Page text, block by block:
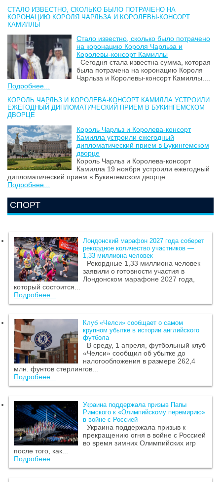
СТАЛО ИЗВЕСТНО, СКОЛЬКО БЫЛО ПОТРАЧЕНО НА
КОРОНАЦИЮ КОРОЛЯ ЧАРЛЬЗА И КОРОЛЕВЫ-КОНСОРТ
КАМИЛЛЫ
Стало известно, сколько было потрачено
на коронацию Короля Чарльза и
Королевы-консорт Камиллы
Сегодня стала известна сумма, которая
была потрачена на коронацию Короля
Чарльза и Королевы-консорт Камиллы....
Подробнее...
КОРОЛЬ ЧАРЛЬЗ И КОРОЛЕВА-КОНСОРТ КАМИЛЛА УСТРОИЛИ
ЕЖЕГОДНЫЙ ДИПЛОМАТИЧЕСКИЙ ПРИЕМ В БУКИНГЕМСКОМ
ДВОРЦЕ
Король Чарльз и Королева-консорт
Камилла устроили ежегодный
дипломатический прием в Букингемском
дворце
Король Чарльз и Королева-консорт
Камилла 19 ноября устроили ежегодный
дипломатический прием в Букингемском дворце....
Подробнее...
СПОРТ
Лондонский марафон 2027 года соберет
рекордное количество участников —
1,33 миллиона человек
Рекордные 1,33 миллиона человек
заявили о готовности участия в
Лондонском марафоне 2027 года,
который состоится...
Подробнее...
Клуб «Челси» сообщает о самом
крупном убытке в истории английского
футбола
В среду, 1 апреля, футбольный клуб
«Челси» сообщил об убытке до
налогообложения в размере 262,4
млн. фунтов стерлингов...
Подробнее...
Украина поддержала призыв Папы
Римского к «Олимпийскому перемирию»
в войне с Россией
Украина поддержала призыв к
прекращению огня в войне с Россией
во время зимних Олимпийских игр
после того, как...
Подробнее...